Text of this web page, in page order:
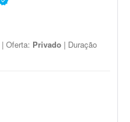
| Oferta: Privado | Duração